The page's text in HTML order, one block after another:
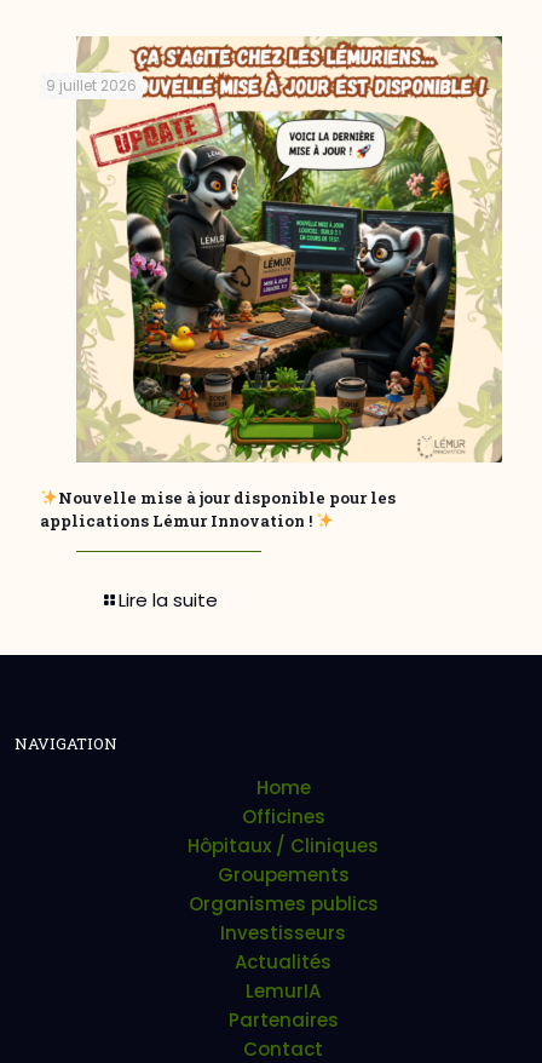
9 juillet 2026
Nouvelle mise à jour disponible pour les
applications Lémur Innovation !
Lire la suite
NAVIGATION
Home
Officines
Hôpitaux / Cliniques
Groupements
Organismes publics
Investisseurs
Actualités
LemurIA
Partenaires
Contact